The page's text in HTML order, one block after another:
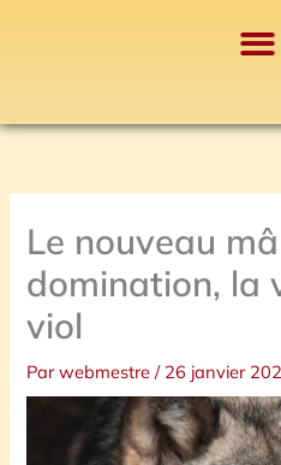
Le nouveau
domination, la
viol
Parwebmestre/ 26 janvier